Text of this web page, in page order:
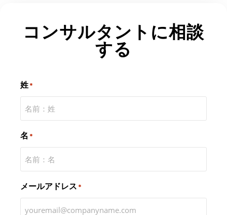
コンサルタントに相談
する
姓*
名 *
メールアドレス *